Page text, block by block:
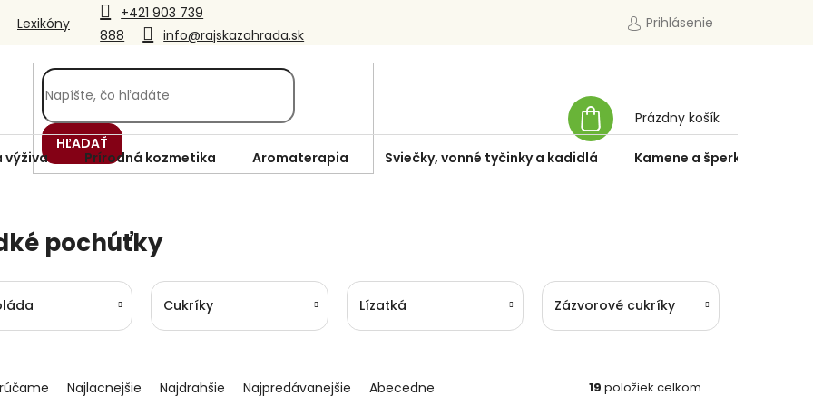
+421 903 739
888
info@rajskazahrada.sk
Lexikóny Prihlásenie
HĽADAŤ
KOŠÍK
Prázdny košík
výživa Prírodná kozmetika Aromaterapia Sviečky, vonné tyčinky a kadidlá Kamene a šperky
pochúťky
Cukríky Lízatká Zázvorové cukríky
Najlacnejšie Najdrahšie Najpredávanejšie Abecedne 19 položiek celkom